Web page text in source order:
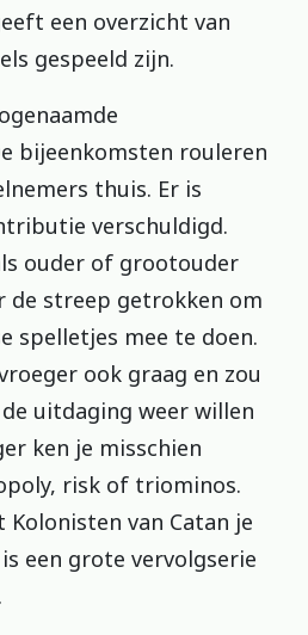
een overzicht van
gespeeld zijn.
bijeenkomsten rouleren
thuis. Er is
verschuldigd.
ouder of grootouder
de streep getrokken om
spelletjes mee te doen.
ook graag en zou
uitdaging weer willen
ken je misschien
risk of triominos.
van Catan je
een grote vervolgserie